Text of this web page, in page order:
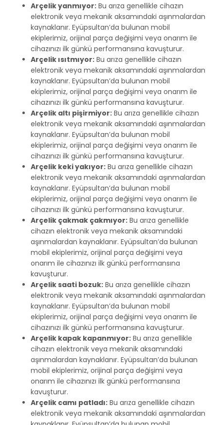
Arçelik yanmıyor: Bu arıza genellikle cihazın
elektronik veya mekanik aksamındaki aşınmalardan
kaynaklanır. Eyüpsultan’da bulunan mobil
ekiplerimiz, orijinal parça değişimi veya onarım ile
cihazınızı ilk günkü performansına kavuşturur.
Arçelik ısıtmıyor: Bu arıza genellikle cihazın
elektronik veya mekanik aksamındaki aşınmalardan
kaynaklanır. Eyüpsultan’da bulunan mobil
ekiplerimiz, orijinal parça değişimi veya onarım ile
cihazınızı ilk günkü performansına kavuşturur.
Arçelik altı pişirmiyor: Bu arıza genellikle cihazın
elektronik veya mekanik aksamındaki aşınmalardan
kaynaklanır. Eyüpsultan’da bulunan mobil
ekiplerimiz, orijinal parça değişimi veya onarım ile
cihazınızı ilk günkü performansına kavuşturur.
Arçelik keki yakıyor: Bu arıza genellikle cihazın
elektronik veya mekanik aksamındaki aşınmalardan
kaynaklanır. Eyüpsultan’da bulunan mobil
ekiplerimiz, orijinal parça değişimi veya onarım ile
cihazınızı ilk günkü performansına kavuşturur.
Arçelik çakmak çakmıyor: Bu arıza genellikle
cihazın elektronik veya mekanik aksamındaki
aşınmalardan kaynaklanır. Eyüpsultan’da bulunan
mobil ekiplerimiz, orijinal parça değişimi veya
onarım ile cihazınızı ilk günkü performansına
kavuşturur.
Arçelik saati bozuk: Bu arıza genellikle cihazın
elektronik veya mekanik aksamındaki aşınmalardan
kaynaklanır. Eyüpsultan’da bulunan mobil
ekiplerimiz, orijinal parça değişimi veya onarım ile
cihazınızı ilk günkü performansına kavuşturur.
Arçelik kapak kapanmıyor: Bu arıza genellikle
cihazın elektronik veya mekanik aksamındaki
aşınmalardan kaynaklanır. Eyüpsultan’da bulunan
mobil ekiplerimiz, orijinal parça değişimi veya
onarım ile cihazınızı ilk günkü performansına
kavuşturur.
Arçelik camı patladı: Bu arıza genellikle cihazın
elektronik veya mekanik aksamındaki aşınmalardan